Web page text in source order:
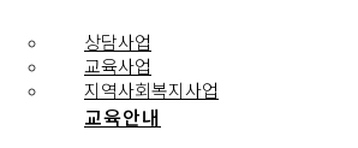
상담사업
교육사업
지역사회복지사업
교육안내
전체 110